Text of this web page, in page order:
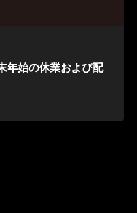
年始の休業および配